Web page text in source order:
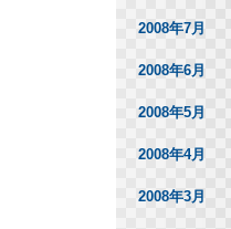
2008年7月
2008年6月
2008年5月
2008年4月
2008年3月